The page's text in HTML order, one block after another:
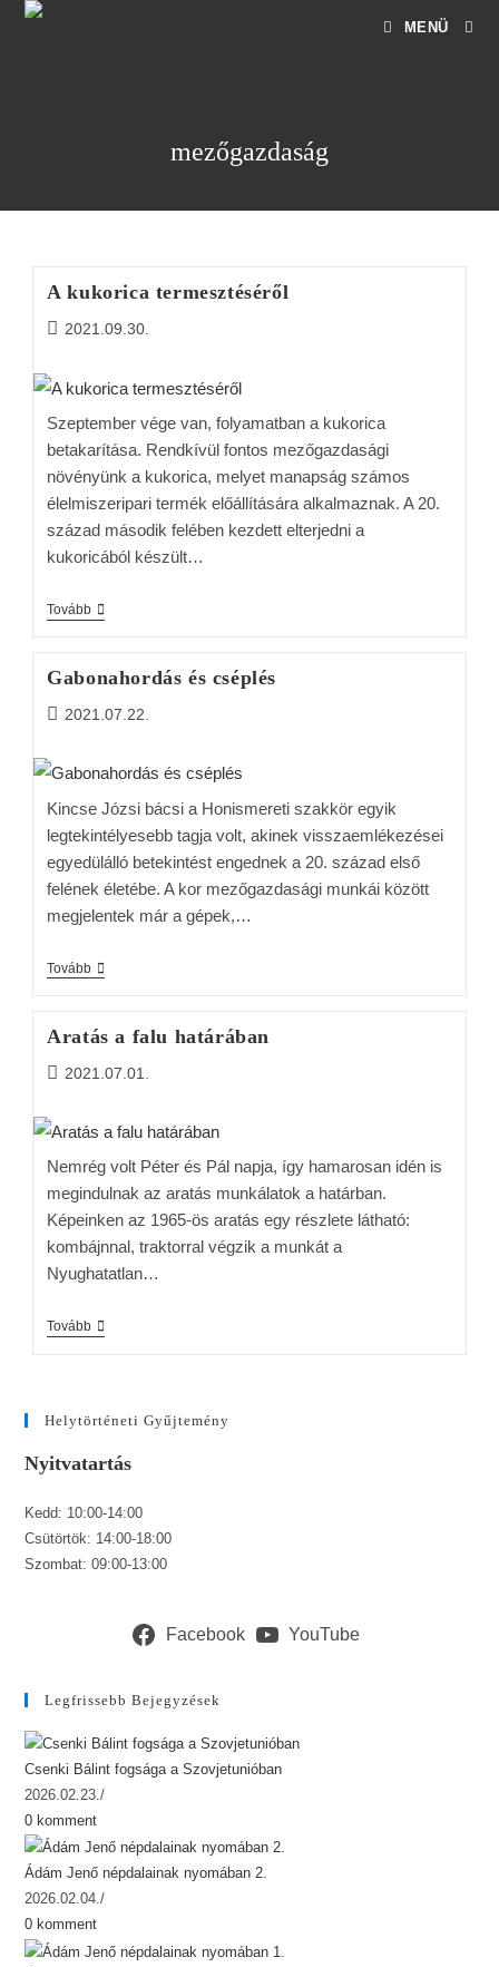
MENÜ
mezőgazdaság
A kukorica termesztéséről
2021.09.30.
Szeptember vége van, folyamatban a kukorica
betakarítása. Rendkívül fontos mezőgazdasági
növényünk a kukorica, melyet manapság számos
élelmiszeripari termék előállítására alkalmaznak. A 20.
század második felében kezdett elterjedni a
kukoricából készült…
Tovább
Gabonahordás és cséplés
2021.07.22.
Kincse Józsi bácsi a Honismereti szakkör egyik
legtekintélyesebb tagja volt, akinek visszaemlékezései
egyedülálló betekintést engednek a 20. század első
felének életébe. A kor mezőgazdasági munkái között
megjelentek már a gépek,…
Tovább
Aratás a falu határában
2021.07.01.
Nemrég volt Péter és Pál napja, így hamarosan idén is
megindulnak az aratás munkálatok a határban.
Képeinken az 1965-ös aratás egy részlete látható:
kombájnnal, traktorral végzik a munkát a
Nyughatatlan…
Tovább
Helytörténeti Gyűjtemény
Nyitvatartás
Kedd: 10:00-14:00
Csütörtök: 14:00-18:00
Szombat: 09:00-13:00
Facebook YouTube
Legfrissebb Bejegyzések
Csenki Bálint fogsága a Szovjetunióban
2026.02.23./
0 komment
Ádám Jenő népdalainak nyomában 2.
2026.02.04./
0 komment